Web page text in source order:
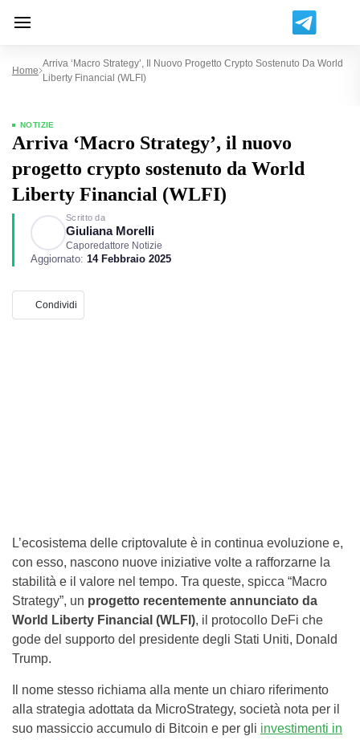
Home
Arriva ‘Macro Strategy’, Il Nuovo Progetto Crypto Sostenuto Da World
Liberty Financial (WLFI)
NOTIZIE
Arriva ‘Macro Strategy’, il nuovo
progetto crypto sostenuto da World
Liberty Financial (WLFI)
Scritto da
Giuliana Morelli
Caporedattore Notizie
Aggiornato: 14 Febbraio 2025
Condividi
L’ecosistema delle criptovalute è in continua evoluzione e,
con esso, nascono nuove iniziative volte a rafforzarne la
stabilità e il valore nel tempo. Tra queste, spicca “Macro
Strategy”, un progetto recentemente annunciato da
World Liberty Financial (WLFI), il protocollo DeFi che
gode del supporto del presidente degli Stati Uniti, Donald
Trump.
Il nome stesso richiama alla mente un chiaro riferimento
alla strategia adottata da MicroStrategy, società nota per il
suo massiccio accumulo di Bitcoin e per gli investimenti in